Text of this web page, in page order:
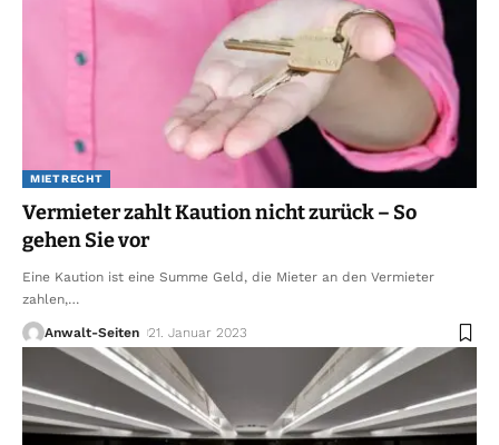
MIETRECHT
Vermieter zahlt Kaution nicht zurück – So
gehen Sie vor
Eine Kaution ist eine Summe Geld, die Mieter an den Vermieter
zahlen,…
Anwalt-Seiten 21. Januar 2023